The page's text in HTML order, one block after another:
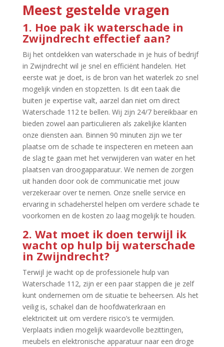
Meest gestelde vragen
1.​ Hoe pak ik waterschade in
Zwijndrecht effectief aan?
Bij het ontdekken van waterschade in je huis of bedrijf
in Zwijndrecht wil je snel en efficiënt handelen.​ Het
eerste wat je doet, is de bron van het waterlek zo snel
mogelijk vinden en stopzetten.​ Is dit een taak die
buiten je expertise valt, aarzel dan niet om direct
Waterschade 112 te bellen.​ Wij zijn 24/7 bereikbaar en
bieden zowel aan particulieren als zakelijke klanten
onze diensten aan.​ Binnen 90 minuten zijn we ter
plaatse om de schade te inspecteren en meteen aan
de slag te gaan met het verwijderen van water en het
plaatsen van droogapparatuur.​ We nemen de zorgen
uit handen door ook de communicatie met jouw
verzekeraar over te nemen.​ Onze snelle service en
ervaring in schadeherstel helpen om verdere schade te
voorkomen en de kosten zo laag mogelijk te houden.​
2.​ Wat moet ik doen terwijl ik
wacht op hulp bij waterschade
in Zwijndrecht?
Terwijl je wacht op de professionele hulp van
Waterschade 112, zijn er een paar stappen die je zelf
kunt ondernemen om de situatie te beheersen.​ Als het
veilig is, schakel dan de hoofdwaterkraan en
elektriciteit uit om verdere risico’s te vermijden.​
Verplaats indien mogelijk waardevolle bezittingen,
meubels en elektronische apparatuur naar een droge